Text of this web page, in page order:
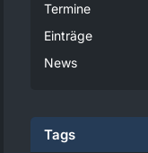
Termine
Einträge
News
Tags